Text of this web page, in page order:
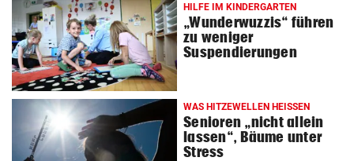
HILFE IM KINDERGARTEN
„Wunderwuzzis“ führen
zu weniger
Suspendierungen
WAS HITZEWELLEN HEISSEN
Senioren „nicht allein
lassen“, Bäume unter
Stress